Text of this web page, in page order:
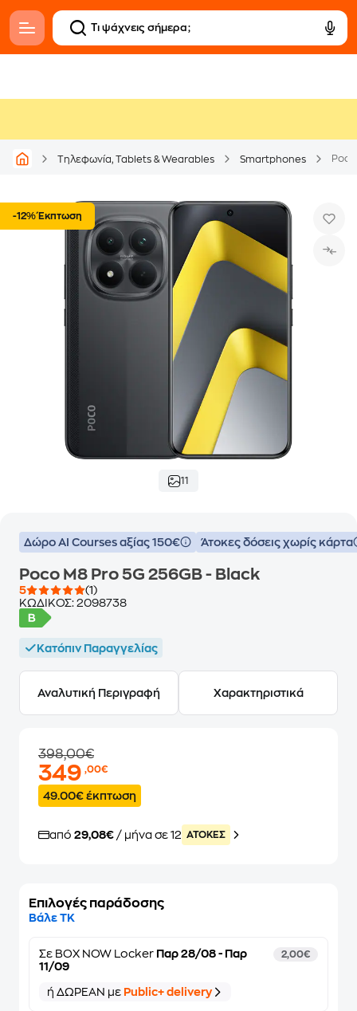
Τηλεφωνία, Tablets & Wearables Smartphones
-12% Έκπτωση
11
Δώρο ΑΙ Courses αξίας 150€ Άτοκες δόσεις χωρίς κάρτα
Poco M8 Pro 5G 256GB - Black
5
(1)
ΚΩΔΙΚΟΣ: 2098738
Κατόπιν Παραγγελίας
Αναλυτική Περιγραφή Χαρακτηριστικά
398,00€
349,00€
49.00€ έκπτωση
από 29,08€ / μήνα σε 12 ATOKEΣ
Επιλογές παράδοσης
Βάλε ΤΚ
Σε BOX NOW Locker Παρ 28/08 - Παρ
11/09
2,00€
ή ΔΩΡΕΑΝ με Public+ delivery